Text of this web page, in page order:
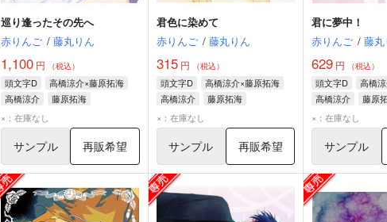
巡り逢ったその先へ
赤りんご / 藤丸りん
1,100円 （税込）
頭文字D
高橋涼介×藤原拓海
高橋涼介
藤原拓海
×：在庫なし
サンプル 再販希望
君色に染めて
赤りんご / 藤丸りん
315円 （税込）
頭文字D
高橋涼介×藤原拓海
高橋涼介
藤原拓海
×：在庫なし
サンプル 再販希望
君に夢中！
赤りんご / 藤
629 円 （税込）
頭文字D
高橋
高橋涼介
藤原
×：在庫なし
サンプル